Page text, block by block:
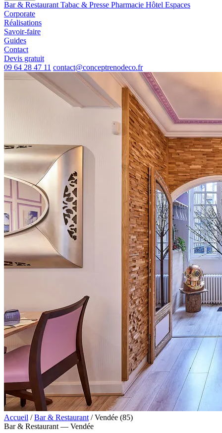
Bar & Restaurant Tabac & Presse Pharmacie Hôtel Espaces
Corporate
Réalisations
Savoir-faire
Guides
Contact
Devis gratuit
09 64 28 47 11 contact@conceptrenodeco.fr
Accueil / Bar & Restaurant / Vendée (85)
Bar & Restaurant — Vendée